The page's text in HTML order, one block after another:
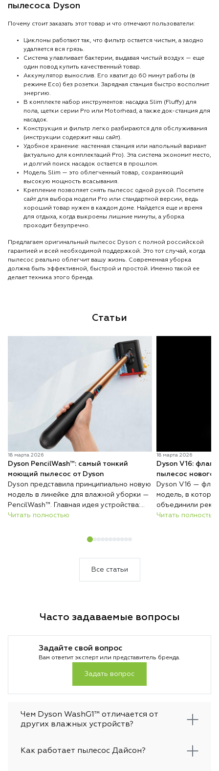
пылесоса Dyson
Почему стоит заказать этот товар и что отмечают пользователи:
Циклоны работают так, что фильтр остается чистым, а заодно
удаляется вся грязь.
Система улавливает бактерии, выдавая чистый воздух — еще
один повод купить качественный товар.
Аккумулятор вынослив. Его хватит до 60 минут работы (в
режиме Eco) без розетки. Зарядная станция быстро восполнит
энергию.
В комплекте набор инструментов: насадка Slim (Fluffy) для
пола, щетки серии Pro или Motorhead, а также док-станция для
насадок.
Конструкция и фильтр легко разбираются для обслуживания
(инструкции содержит наш сайт).
Удобное хранение: настенная станция или напольный вариант
(актуально для комплектаций Pro). Эта система экономит место,
и долгий поиск насадок остается в прошлом.
Модель Slim — это облегченный товар, сохраняющий
высокую мощность всасывания.
Крепление позволяет снять пылесос одной рукой. Посетите
сайт для выбора модели Pro или стандартной версии, ведь
хороший товар нужен в каждом доме. Найдется еще и время
для отдыха, когда выкроены лишние минуты, а уборка
проходит безупречно.
Предлагаем оригинальный пылесос Dyson с полной российской
гарантией и всей необходимой поддержкой. Это тот случай, когда
пылесос реально облегчит вашу жизнь. Современная уборка
должна быть эффективной, быстрой и простой. Именно такой ее
делает техника этого бренда.
Статьи
18 марта 2026
Dyson PencilWash™: самый тонкий
моющий пылесос от Dyson
Dyson представила принципиально новую
модель в линейке для влажной уборки —
PencilWash™. Главная идея устройства:
сверхтонкий и лёгкий корпус без каких-
Читать полностью
18 марта 2026
Dyson V16:
пылесос нового
Dyson V16 —
модель, в
объединили
всасывания,
Читать полностью
Все статьи
Часто задаваемые вопросы
Задайте свой вопрос
Вам ответит эксперт или представитель бренда.
Задать вопрос
Чем Dyson WashG1™ отличается от
других влажных устройств?
Как работает пылесос Дайсон?